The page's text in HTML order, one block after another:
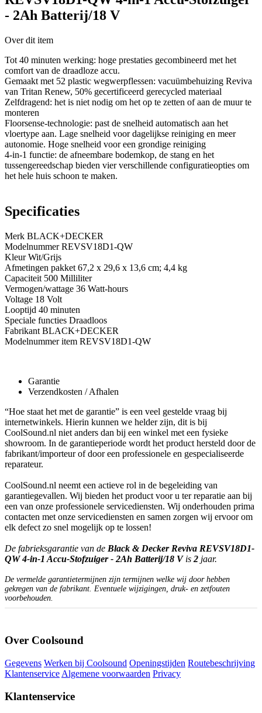
- 2Ah Batterij/18 V
Over dit item
Tot 40 minuten werking: hoge prestaties gecombineerd met het
comfort van de draadloze accu.
Gemaakt met 52 plastic wegwerpflessen: vacuümbehuizing Reviva
van Tritan Renew, 50% gecertificeerd gerecycled materiaal
Zelfdragend: het is niet nodig om het op te zetten of aan de muur te
monteren
Floorsense-technologie: past de snelheid automatisch aan het
vloertype aan. Lage snelheid voor dagelijkse reiniging en meer
autonomie. Hoge snelheid voor een grondige reiniging
4-in-1 functie: de afneembare bodemkop, de stang en het
tussengereedschap bieden vier verschillende configuratieopties om
het hele huis schoon te maken.
Specificaties
Merk ‎BLACK+DECKER
Modelnummer ‎REVSV18D1-QW
Kleur ‎Wit/Grijs
Afmetingen pakket ‎67,2 x 29,6 x 13,6 cm; 4,4 kg
Capaciteit ‎500 Milliliter
Vermogen/wattage ‎36 Watt-hours
Voltage ‎18 Volt
Looptijd ‎40 minuten
Speciale functies ‎Draadloos
Fabrikant ‎BLACK+DECKER
Modelnummer item ‎REVSV18D1-QW
Garantie
Verzendkosten / Afhalen
“Hoe staat het met de garantie” is een veel gestelde vraag bij
internetwinkels. Hierin kunnen we helder zijn, dit is bij
CoolSound.nl niet anders dan bij een winkel met een fysieke
showroom. In de garantieperiode wordt het product hersteld door de
fabrikant/importeur of door een professionele en gespecialiseerde
reparateur.
CoolSound.nl neemt een actieve rol in de begeleiding van
garantiegevallen. Wij bieden het product voor u ter reparatie aan bij
een van onze professionele servicediensten. Wij onderhouden prima
contacten met onze servicediensten en samen zorgen wij ervoor om
elk defect zo snel mogelijk op te lossen!
De fabrieksgarantie van de Black & Decker Reviva REVSV18D1-
QW 4-in-1 Accu-Stofzuiger - 2Ah Batterij/18 Vis 2 jaar.
De vermelde garantietermijnen zijn termijnen welke wij door hebben
gekregen van de fabrikant. Eventuele wijzigingen, druk- en zetfouten
voorbehouden.
Over Coolsound
Gegevens Werken bij Coolsound Openingstijden Routebeschrijving
Klantenservice Algemene voorwaarden Privacy
Klantenservice